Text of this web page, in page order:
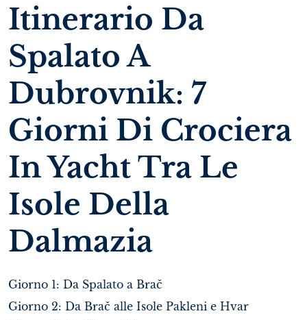
Itinerario Da
Spalato A
Dubrovnik: 7
Giorni Di Crociera
In Yacht Tra Le
Isole Della
Dalmazia
Giorno 1: Da Spalato a Brač
Giorno 2: Da Brač alle Isole Pakleni e Hvar